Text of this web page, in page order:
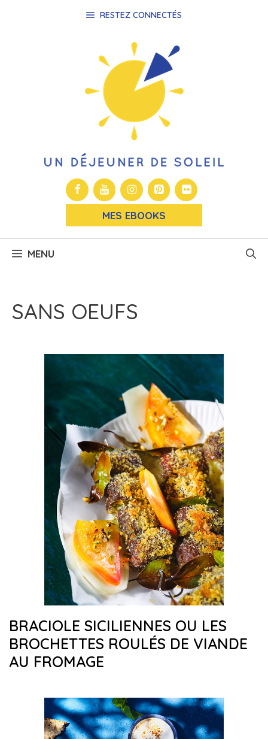
RESTEZ CONNECTÉS
MES EBOOKS
MENU
SANS OEUFS
BRACIOLE SICILIENNES OU LES
BROCHETTES ROULÉS DE VIANDE
AU FROMAGE